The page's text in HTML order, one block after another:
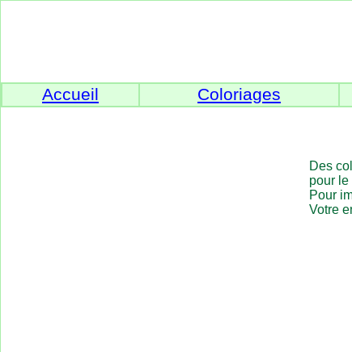
Accueil Coloriages
Des
pour le
Pour
Votre